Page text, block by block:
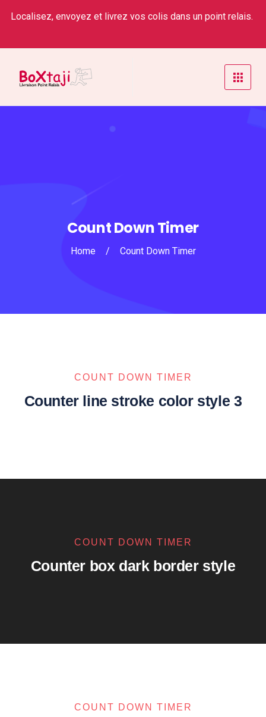
Localisez, envoyez et livrez vos colis dans un point relais.
Count Down Timer
Home / Count Down Timer
COUNT DOWN TIMER
Counter line stroke color style 3
COUNT DOWN TIMER
Counter box dark border style
COUNT DOWN TIMER